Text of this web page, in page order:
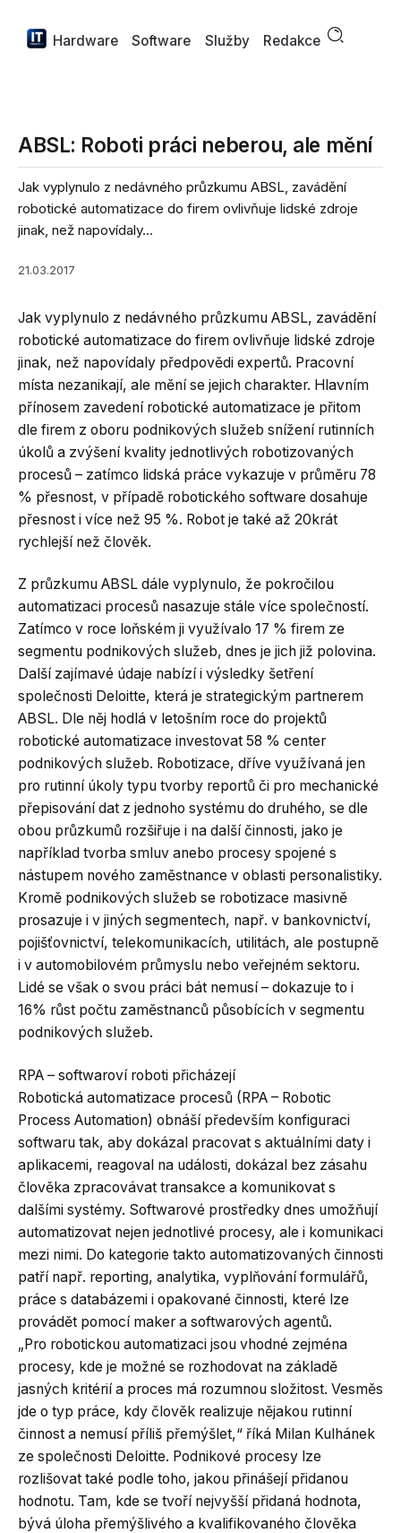
Hardware Software Služby Redakce
ABSL: Roboti práci neberou, ale mění
Jak vyplynulo z nedávného průzkumu ABSL, zavádění
robotické automatizace do firem ovlivňuje lidské zdroje
jinak, než napovídaly...
21.03.2017
Jak vyplynulo z nedávného průzkumu ABSL, zavádění
robotické automatizace do firem ovlivňuje lidské zdroje
jinak, než napovídaly předpovědi expertů. Pracovní
místa nezanikají, ale mění se jejich charakter. Hlavním
přínosem zavedení robotické automatizace je přitom
dle firem z oboru podnikových služeb snížení rutinních
úkolů a zvýšení kvality jednotlivých robotizovaných
procesů – zatímco lidská práce vykazuje v průměru 78
% přesnost, v případě robotického software dosahuje
přesnost i více než 95 %. Robot je také až 20krát
rychlejší než člověk.
Z průzkumu ABSL dále vyplynulo, že pokročilou
automatizaci procesů nasazuje stále více společností.
Zatímco v roce loňském ji využívalo 17 % firem ze
segmentu podnikových služeb, dnes je jich již polovina.
Další zajímavé údaje nabízí i výsledky šetření
společnosti Deloitte, která je strategickým partnerem
ABSL. Dle něj hodlá v letošním roce do projektů
robotické automatizace investovat 58 % center
podnikových služeb. Robotizace, dříve využívaná jen
pro rutinní úkoly typu tvorby reportů či pro mechanické
přepisování dat z jednoho systému do druhého, se dle
obou průzkumů rozšiřuje i na další činnosti, jako je
například tvorba smluv anebo procesy spojené s
nástupem nového zaměstnance v oblasti personalistiky.
Kromě podnikových služeb se robotizace masivně
prosazuje i v jiných segmentech, např. v bankovnictví,
pojišťovnictví, telekomunikacích, utilitách, ale postupně
i v automobilovém průmyslu nebo veřejném sektoru.
Lidé se však o svou práci bát nemusí – dokazuje to i
16% růst počtu zaměstnanců působících v segmentu
podnikových služeb.
RPA – softwaroví roboti přicházejí
Robotická automatizace procesů (RPA – Robotic
Process Automation) obnáší především konfiguraci
softwaru tak, aby dokázal pracovat s aktuálními daty i
aplikacemi, reagoval na události, dokázal bez zásahu
člověka zpracovávat transakce a komunikovat s
dalšími systémy. Softwarové prostředky dnes umožňují
automatizovat nejen jednotlivé procesy, ale i komunikaci
mezi nimi. Do kategorie takto automatizovaných činnosti
patří např. reporting, analytika, vyplňování formulářů,
práce s databázemi i opakované činnosti, které lze
provádět pomocí maker a softwarových agentů.
„Pro robotickou automatizaci jsou vhodné zejména
procesy, kde je možné se rozhodovat na základě
jasných kritérií a proces má rozumnou složitost. Vesměs
jde o typ práce, kdy člověk realizuje nějakou rutinní
činnost a nemusí příliš přemýšlet,“ říká Milan Kulhánek
ze společnosti Deloitte. Podnikové procesy lze
rozlišovat také podle toho, jakou přinášejí přidanou
hodnotu. Tam, kde se tvoří nejvyšší přidaná hodnota,
bývá úloha přemýšlivého a kvalifikovaného člověka